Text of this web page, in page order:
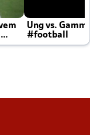
Ung vs.
#football